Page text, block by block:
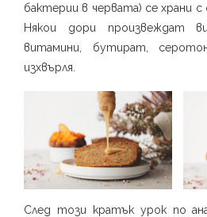
бактерии в червата) се храни
Някои дори произвеждат
витамини, бутират,
изхвърля.
След този кратък урок по